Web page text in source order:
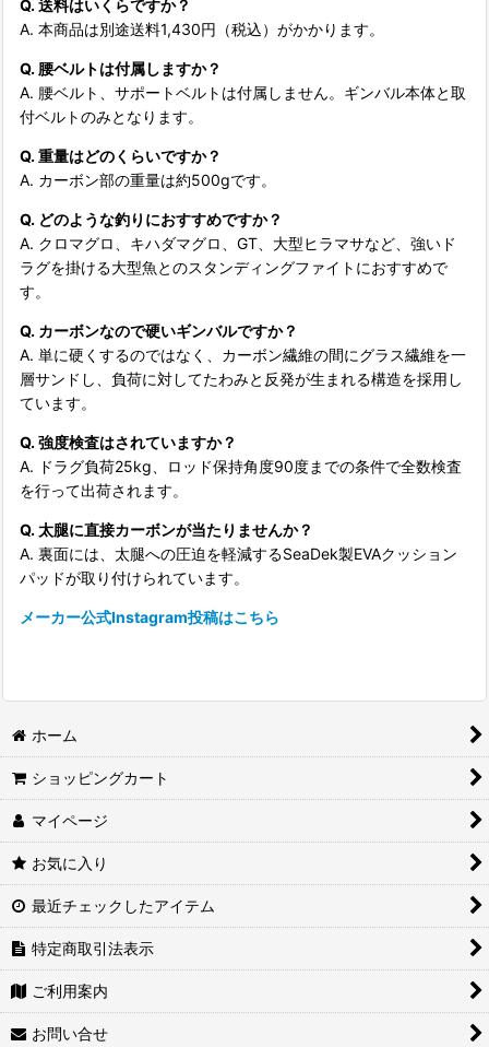
Q. 送料はいくらですか？
A. 本商品は別途送料1,430円（税込）がかかります。
Q. 腰ベルトは付属しますか？
A. 腰ベルト、サポートベルトは付属しません。ギンバル本体と取
付ベルトのみとなります。
Q. 重量はどのくらいですか？
A. カーボン部の重量は約500gです。
Q. どのような釣りにおすすめですか？
A. クロマグロ、キハダマグロ、GT、大型ヒラマサなど、強いド
ラグを掛ける大型魚とのスタンディングファイトにおすすめで
す。
Q. カーボンなので硬いギンバルですか？
A. 単に硬くするのではなく、カーボン繊維の間にグラス繊維を一
層サンドし、負荷に対してたわみと反発が生まれる構造を採用し
ています。
Q. 強度検査はされていますか？
A. ドラグ負荷25kg、ロッド保持角度90度までの条件で全数検査
を行って出荷されます。
Q. 太腿に直接カーボンが当たりませんか？
A. 裏面には、太腿への圧迫を軽減するSeaDek製EVAクッション
パッドが取り付けられています。
メーカー公式Instagram投稿はこちら
ホーム
ショッピングカート
マイページ
お気に入り
最近チェックしたアイテム
特定商取引法表示
ご利用案内
お問い合せ